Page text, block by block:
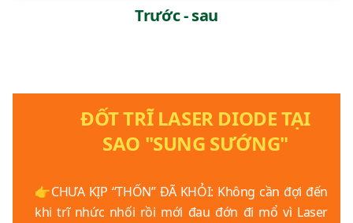
Trước - sau
ĐỐT TRĨ LASER DIODE TẠI
SAO "SUNG SƯỚNG"
👉CHƯA KỊP “THỐN” ĐÃ KHỎI: Không cần đợi đến
khi trĩ nhức nhối rồi mới đau đớn đi mổ vì Laser